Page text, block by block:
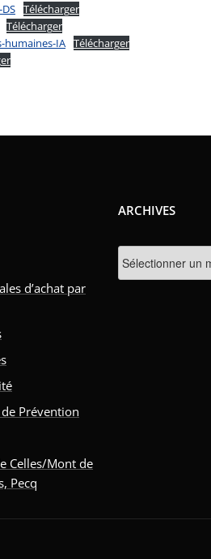
Télécharger
Télécharger
humaines-IA Télécharger
d’achat par
Prévention
Celles/Mont de
Pecq
ARCHIVES